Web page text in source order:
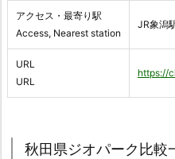
アクセス・最寄り駅
Access, Nearest station
JR象潟
URL
URL
https://
秋田県ジオパーク比